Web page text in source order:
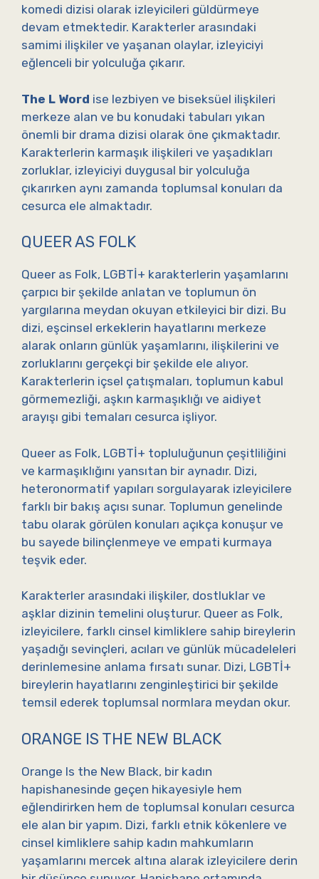
komedi dizisi olarak izleyicileri güldürmeye
devam etmektedir. Karakterler arasındaki
samimi ilişkiler ve yaşanan olaylar, izleyiciyi
eğlenceli bir yolculuğa çıkarır.
The L Word ise lezbiyen ve biseksüel ilişkileri
merkeze alan ve bu konudaki tabuları yıkan
önemli bir drama dizisi olarak öne çıkmaktadır.
Karakterlerin karmaşık ilişkileri ve yaşadıkları
zorluklar, izleyiciyi duygusal bir yolculuğa
çıkarırken aynı zamanda toplumsal konuları da
cesurca ele almaktadır.
QUEER AS FOLK
Queer as Folk, LGBTİ+ karakterlerin yaşamlarını
çarpıcı bir şekilde anlatan ve toplumun ön
yargılarına meydan okuyan etkileyici bir dizi. Bu
dizi, eşcinsel erkeklerin hayatlarını merkeze
alarak onların günlük yaşamlarını, ilişkilerini ve
zorluklarını gerçekçi bir şekilde ele alıyor.
Karakterlerin içsel çatışmaları, toplumun kabul
görmemezliği, aşkın karmaşıklığı ve aidiyet
arayışı gibi temaları cesurca işliyor.
Queer as Folk, LGBTİ+ topluluğunun çeşitliliğini
ve karmaşıklığını yansıtan bir aynadır. Dizi,
heteronormatif yapıları sorgulayarak izleyicilere
farklı bir bakış açısı sunar. Toplumun genelinde
tabu olarak görülen konuları açıkça konuşur ve
bu sayede bilinçlenmeye ve empati kurmaya
teşvik eder.
Karakterler arasındaki ilişkiler, dostluklar ve
aşklar dizinin temelini oluşturur. Queer as Folk,
izleyicilere, farklı cinsel kimliklere sahip bireylerin
yaşadığı sevinçleri, acıları ve günlük mücadeleleri
derinlemesine anlama fırsatı sunar. Dizi, LGBTİ+
bireylerin hayatlarını zenginleştirici bir şekilde
temsil ederek toplumsal normlara meydan okur.
ORANGE IS THE NEW BLACK
Orange Is the New Black, bir kadın
hapishanesinde geçen hikayesiyle hem
eğlendirirken hem de toplumsal konuları cesurca
ele alan bir yapım. Dizi, farklı etnik kökenlere ve
cinsel kimliklere sahip kadın mahkumların
yaşamlarını mercek altına alarak izleyicilere derin